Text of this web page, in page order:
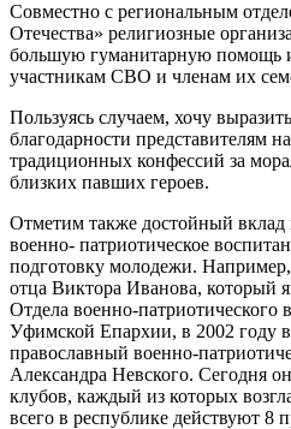
Совместно с региональным
Отечества» религиозные
большую гуманитарную помощь
участникам СВО и членам их
Пользуясь случаем, хочу
благодарности представителям
традиционных конфессий за
близких павших героев.
Отметим также достойный вклад
военно- патриотическое
подготовку молодежи.
отца Виктора Иванова, который
Отдела военно-патриотического
Уфимской Епархии, в 2002 году
православный военно-
Александра Невского. Сегодня
клубов, каждый из которых
всего в республике действуют 8